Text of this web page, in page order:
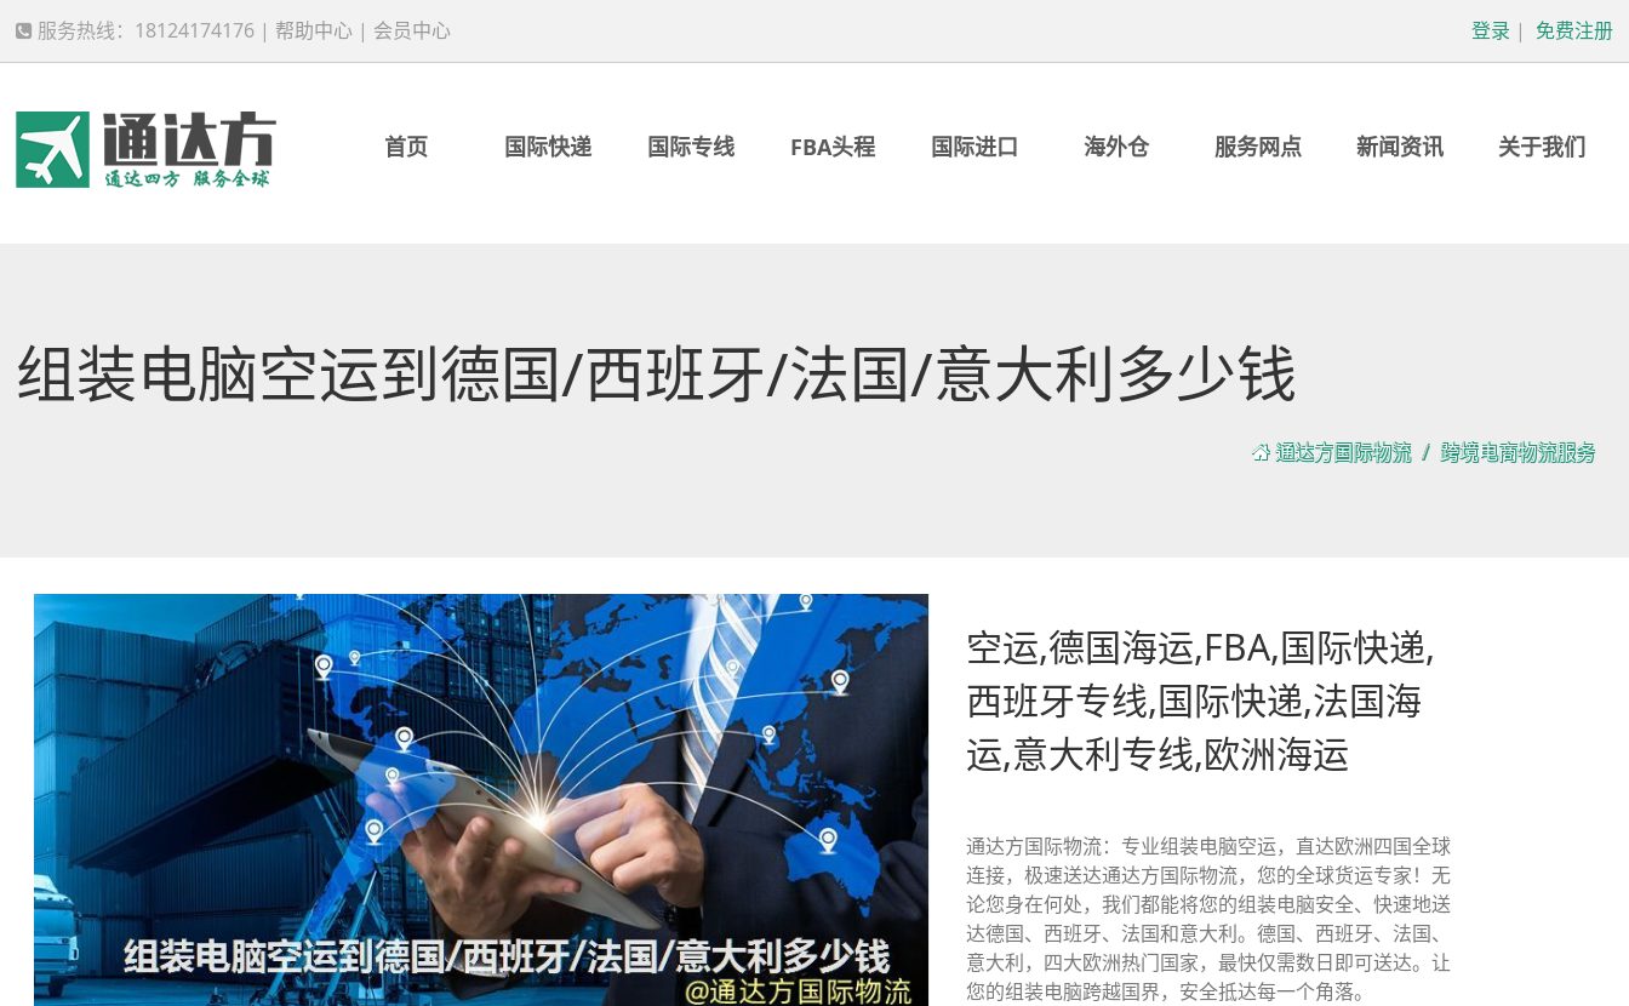
服务热线：18124174176 | 帮助中心 | 会员中心 登录 | 免费注册
首页 国际快递 国际专线 FBA头程 国际进口 海外仓 服务网点 新闻资讯 关于我们
组装电脑空运到德国/西班牙/法国/意大利多少钱
通达方国际物流 跨境电商物流服务
空运,德国海运,FBA,国际快递,
西班牙专线,国际快递,法国海
运,意大利专线,欧洲海运
通达方国际物流：专业组装电脑空运，直达欧洲四国全球
连接，极速送达通达方国际物流，您的全球货运专家！无
论您身在何处，我们都能将您的组装电脑安全、快速地送
达德国、西班牙、法国和意大利。德国、西班牙、法国、
意大利，四大欧洲热门国家，最快仅需数日即可送达。让
您的组装电脑跨越国界，安全抵达每一个角落。